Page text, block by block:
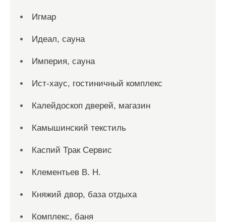
Игмар
Идеал, сауна
Империя, сауна
Ист-хаус, гостиничный комплекс
Калейдоскоп дверей, магазин
Камышинский текстиль
Каспий Трак Сервис
Клементьев В. Н.
Княжий двор, база отдыха
Комплекс, баня